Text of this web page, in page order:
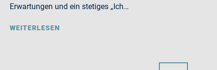
Erwartungen und ein stetiges „Ich…
WEITERLESEN